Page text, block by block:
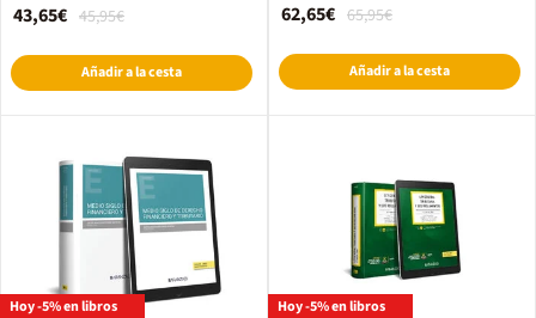
45,95€
43,65€
Añadir a la cesta
65,95€
62,65€
Añadir a la cesta
Hoy -5% en libros Hoy -5% en libros